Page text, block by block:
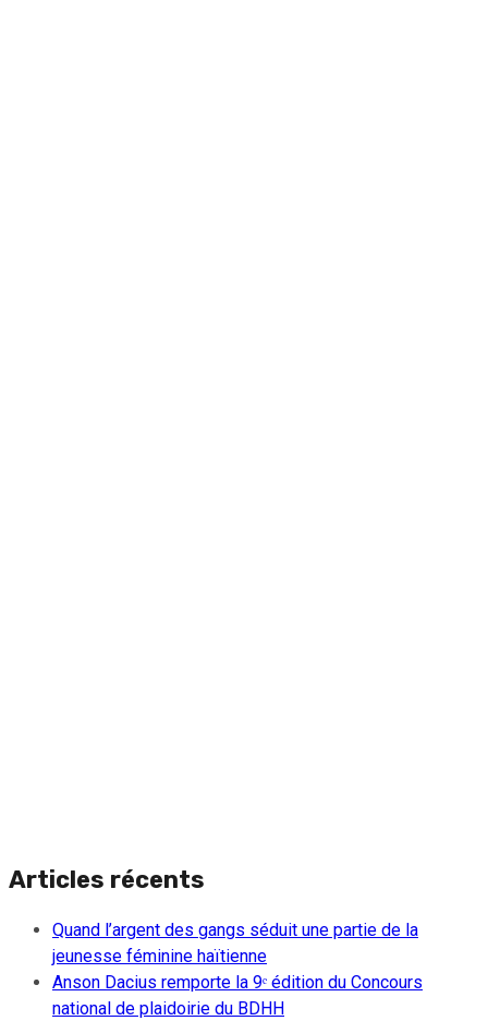
Articles récents
Quand l’argent des gangs séduit une partie de la
jeunesse féminine haïtienne
Anson Dacius remporte la 9ᵉ édition du Concours
national de plaidoirie du BDHH